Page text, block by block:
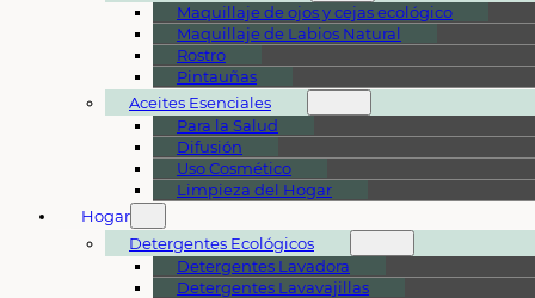
Maquillaje de ojos y cejas ecológico
Maquillaje de Labios Natural
Rostro
Pintauñas
Aceites Esenciales
Para la Salud
Difusión
Uso Cosmético
Limpieza del Hogar
Hogar
Detergentes Ecológicos
Detergentes Lavadora
Detergentes Lavavajillas